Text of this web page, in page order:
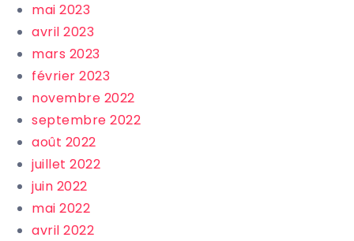
mai 2023
avril 2023
mars 2023
février 2023
novembre 2022
septembre 2022
août 2022
juillet 2022
juin 2022
mai 2022
avril 2022